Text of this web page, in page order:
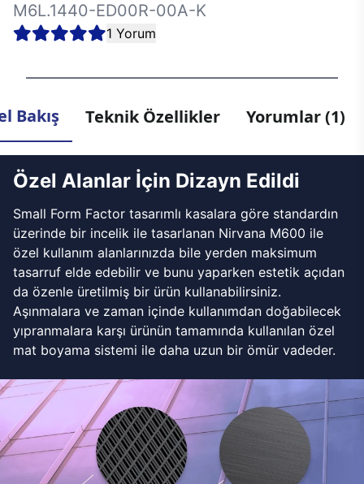
M6L.1440-ED00R-00A-K
1 Yorum
Bakış Teknik Özellikler Yorumlar (1)
Özel Alanlar İçin Dizayn Edildi
Small Form Factor tasarımlı kasalara göre standardın
üzerinde bir incelik ile tasarlanan Nirvana M600 ile
özel kullanım alanlarınızda bile yerden maksimum
tasarruf elde edebilir ve bunu yaparken estetik açıdan
da özenle üretilmiş bir ürün kullanabilirsiniz.
Aşınmalara ve zaman içinde kullanımdan doğabilecek
yıpranmalara karşı ürünün tamamında kullanılan özel
mat boyama sistemi ile daha uzun bir ömür vadeder.